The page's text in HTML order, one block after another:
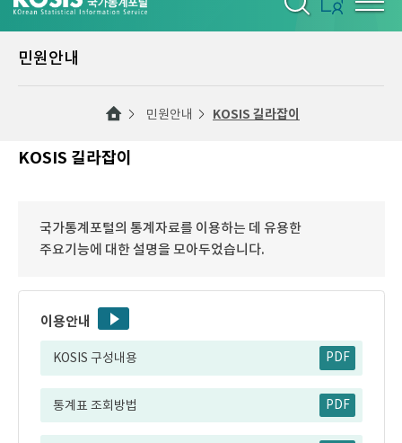
민원안내
민원안내 KOSIS 길라잡이
KOSIS 길라잡이
국가통계포털의 통계자료를 이용하는 데 유용한
주요기능에 대한 설명을 모아두었습니다.
이용안내
KOSIS 구성내용 PDF
통계표 조회방법 PDF